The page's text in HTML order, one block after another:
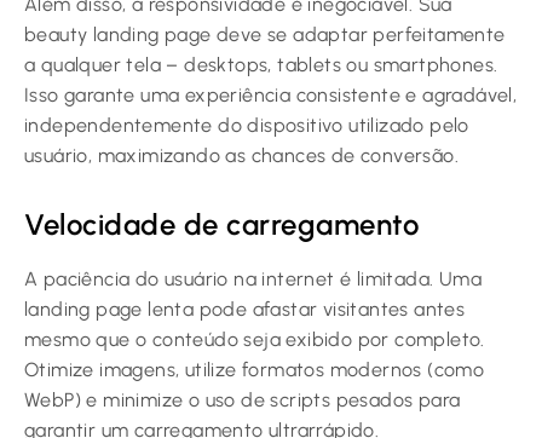
beauty landing page deve se adaptar perfeitamente
a qualquer tela – desktops, tablets ou smartphones.
Isso garante uma experiência consistente e agradável,
independentemente do dispositivo utilizado pelo
usuário, maximizando as chances de conversão.
Velocidade de carregamento
A paciência do usuário na internet é limitada. Uma
landing page lenta pode afastar visitantes antes
mesmo que o conteúdo seja exibido por completo.
Otimize imagens, utilize formatos modernos (como
WebP) e minimize o uso de scripts pesados para
garantir um carregamento ultrarrápido.